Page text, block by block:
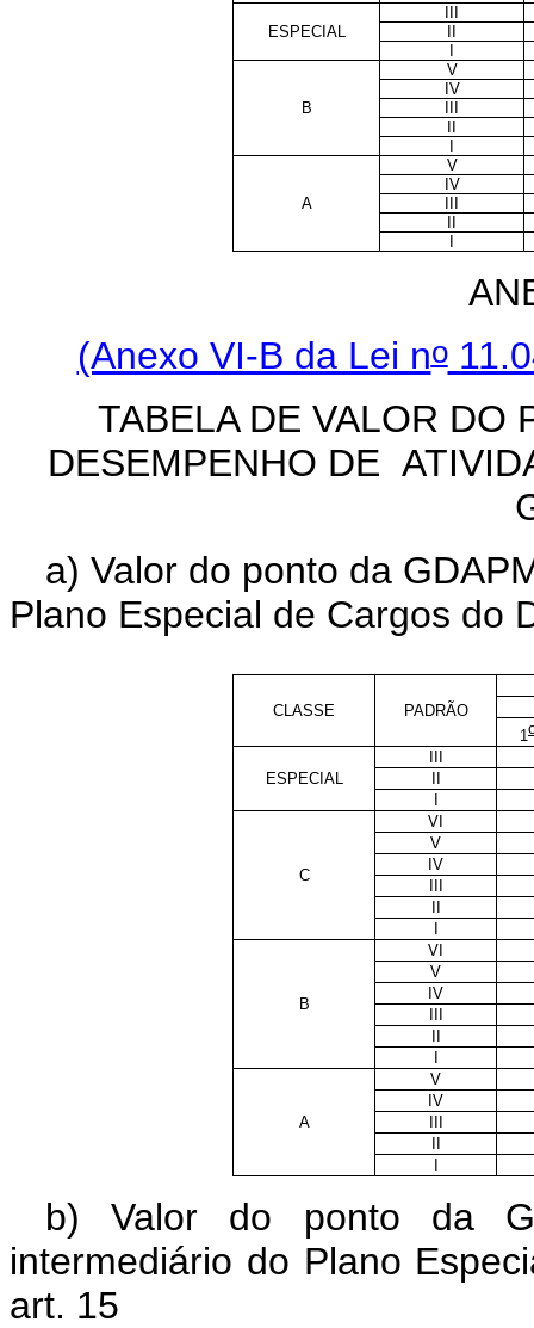
ESPECIAL
III
II
I
B
V
IV
III
II
I
A
V
IV
III
II
I
(Anexo VI-B da Lei no
TABELA DE VALOR DO
DESEMPENHO DE
a) Valor do ponto da
Plano Especial de Cargos do
CLASSE
PADRÃO
1
ESPECIAL
C
VI
V
IV
B
VI
V
IV
A
V
IV
b) Valor do ponto da
intermediário do Plano
art. 15